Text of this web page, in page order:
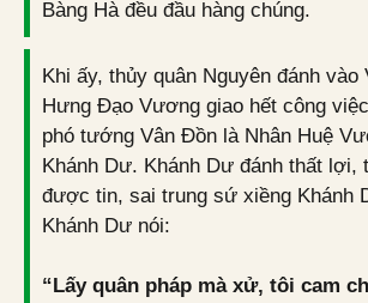
Bàng Hà đều đầu hàng chúng.
Khi ấy, thủy quân Nguyên đánh vào
Hưng Đạo Vương giao hết công
phó tướng Vân Đồn là Nhân Huệ
Khánh Dư. Khánh Dư đánh thất lợi,
được tin, sai trung sứ xiềng Khánh
Khánh Dư nói:
“Lấy quân pháp mà xử, tôi cam